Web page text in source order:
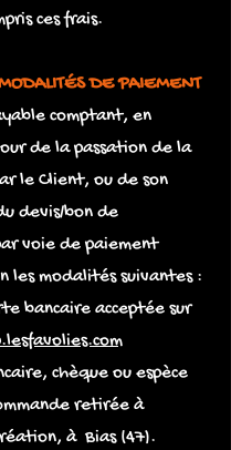
ces frais.
DE PAIEMENT
comptant, en
de la passation de la
le Client, ou de son
devis/bon de
voie de paiement
les modalités suivantes :
bancaire acceptée sur
chèque ou espèce
retirée à
à Bias (47).